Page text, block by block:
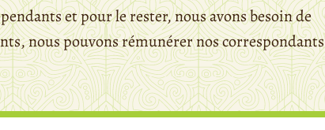
et pour le rester, nous avons besoin de
nous pouvons rémunérer nos correspondants